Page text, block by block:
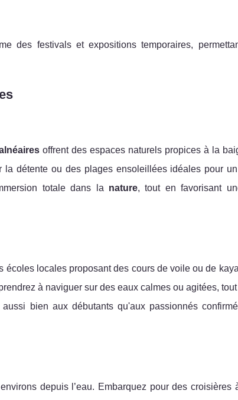
des festivals et expositions temporaires,
offrent des espaces naturels propices à la
détente ou des plages ensoleillées idéales pour
totale dans la nature, tout en favorisant
écoles locales proposant des cours de voile ou de
à naviguer sur des eaux calmes ou agitées,
bien aux débutants qu'aux passionnés
depuis l’eau. Embarquez pour des croisières